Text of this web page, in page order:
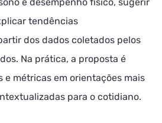
tendências
dos dados coletados pelos
Na prática, a proposta é
e métricas em orientações mais
para o cotidiano.